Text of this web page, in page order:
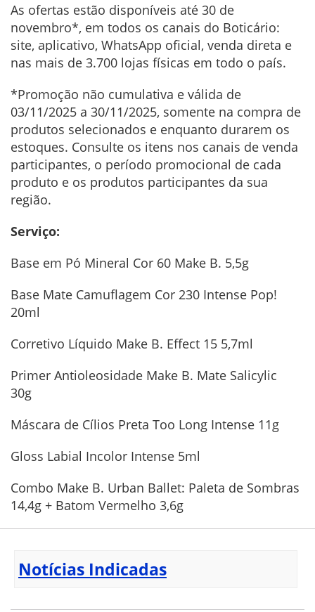
As ofertas estão disponíveis até 30 de
novembro*, em todos os canais do Boticário:
site, aplicativo, WhatsApp oficial, venda direta e
nas mais de 3.700 lojas físicas em todo o país.
*Promoção não cumulativa e válida de
03/11/2025 a 30/11/2025, somente na compra de
produtos selecionados e enquanto durarem os
estoques. Consulte os itens nos canais de venda
participantes, o período promocional de cada
produto e os produtos participantes da sua
região.
Serviço:
Base em Pó Mineral Cor 60 Make B. 5,5g
Base Mate Camuflagem Cor 230 Intense Pop!
20ml
Corretivo Líquido Make B. Effect 15 5,7ml
Primer Antioleosidade Make B. Mate Salicylic
30g
Máscara de Cílios Preta Too Long Intense 11g
Gloss Labial Incolor Intense 5ml
Combo Make B. Urban Ballet: Paleta de Sombras
14,4g + Batom Vermelho 3,6g
Notícias Indicadas